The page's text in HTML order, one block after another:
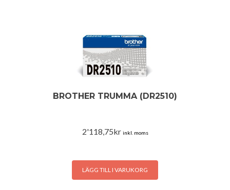
BROTHER TRUMMA (DR2510)
2'118,75kr inkl. moms
LÄGG TILL I VARUKORG